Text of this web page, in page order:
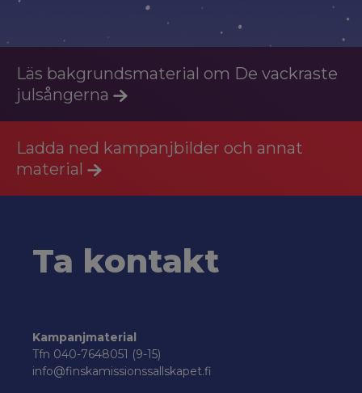
Läs bakgrundsmaterial om De vackraste
julsångerna
Ladda ned kampanjbilder och annat
material
Ta kontakt
Kampanjmaterial
Tfn 040-7648051 (9-15)
info@finskamissionssallskapet.fi